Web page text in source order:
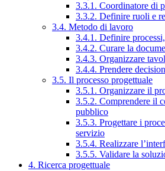
3.3.1. Coordinatore di
3.3.2. Definire ruoli e
3.4. Metodo di lavoro
3.4.1. Definire
3.4.2. Curare la
3.4.3. Organizzare
3.4.4. Prendere
3.5. Il processo progettuale
3.5.1. Organizzare il
3.5.2. Comprendere il
pubblico
3.5.3. Progettare i
servizio
3.5.4. Realizzare
3.5.5. Validare la
4. Ricerca progettuale